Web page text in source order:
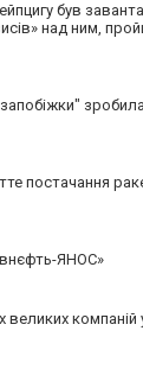
був
над ним,
постачання
ЯНОС»
компаній